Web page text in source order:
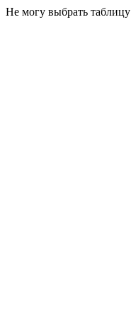
Не могу выбрать таблицу